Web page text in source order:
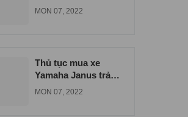
dòng xe
MON 07, 2022
Thủ tục mua xe
Yamaha Janus trả
góp tại Biên Hòa
MON 07, 2022